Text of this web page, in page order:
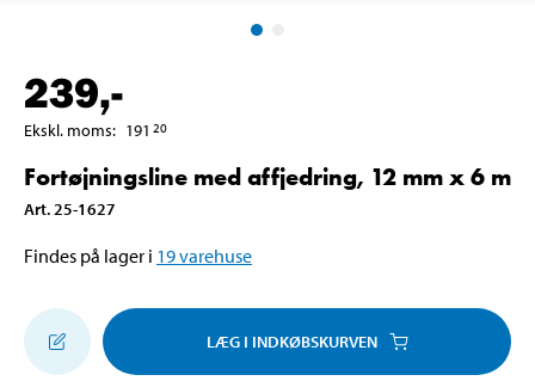
239,-
Ekskl. moms: 191 20
Fortøjningsline med affjedring, 12 mm x 6 m
Art. 25-1627
Findes på lager i 19varehuse
LÆG I INDKØBSKURVEN